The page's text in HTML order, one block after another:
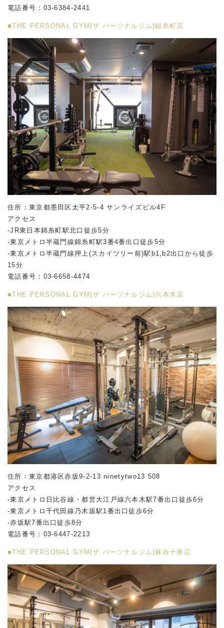
電話番号：03-6384-2441
■THE PERSONAL GYM(ザ パーソナルジム)錦糸町店
住所：東京都墨田区太平2-5-4 サンライズビル4F
アクセス
-JR東日本錦糸町駅北口徒歩5分
-東京メトロ半蔵門線錦糸町駅3番4番出口徒歩5分
-東京メトロ半蔵門線押上(スカイツリー前)駅b1,b2出口から徒歩
15分
電話番号：03-6658-4474
■THE PERSONAL GYM(ザ パーソナルジム)六本木店
住所：東京都港区赤坂9-2-13 ninetytwo13 508
アクセス
-東京メトロ日比谷線・都営大江戸線六本木駅7番出口徒歩6分
-東京メトロ千代田線乃木坂駅 1 番出口徒歩6分
-赤坂駅7番出口徒歩8分
電話番号： 03-6447-2213
■THE PERSONAL GYM(ザ パーソナルジム)麻布十番店